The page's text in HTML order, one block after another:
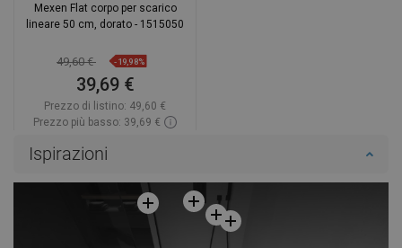
Mexen Flat corpo per scarico
lineare 50 cm, dorato - 1515050
49,60 € -19,98%
39,69 €
Prezzo di listino: 49,60 €
Prezzo più basso: 39,69 €
Preferito
Ispirazioni